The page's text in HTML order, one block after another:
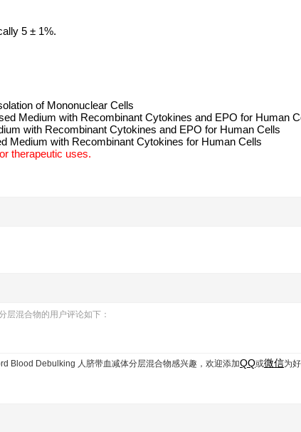
5 ± 1%.
of Mononuclear Cells
Medium with Recombinant Cytokines and EPO for Human
with Recombinant Cytokines and EPO for Human Cells
with Recombinant Cytokines for Human Cells
therapeutic uses.
混合物的用户评论如下：
Blood Debulking 人脐带血减体分层混合物感兴趣，欢迎添加QQ或微信为